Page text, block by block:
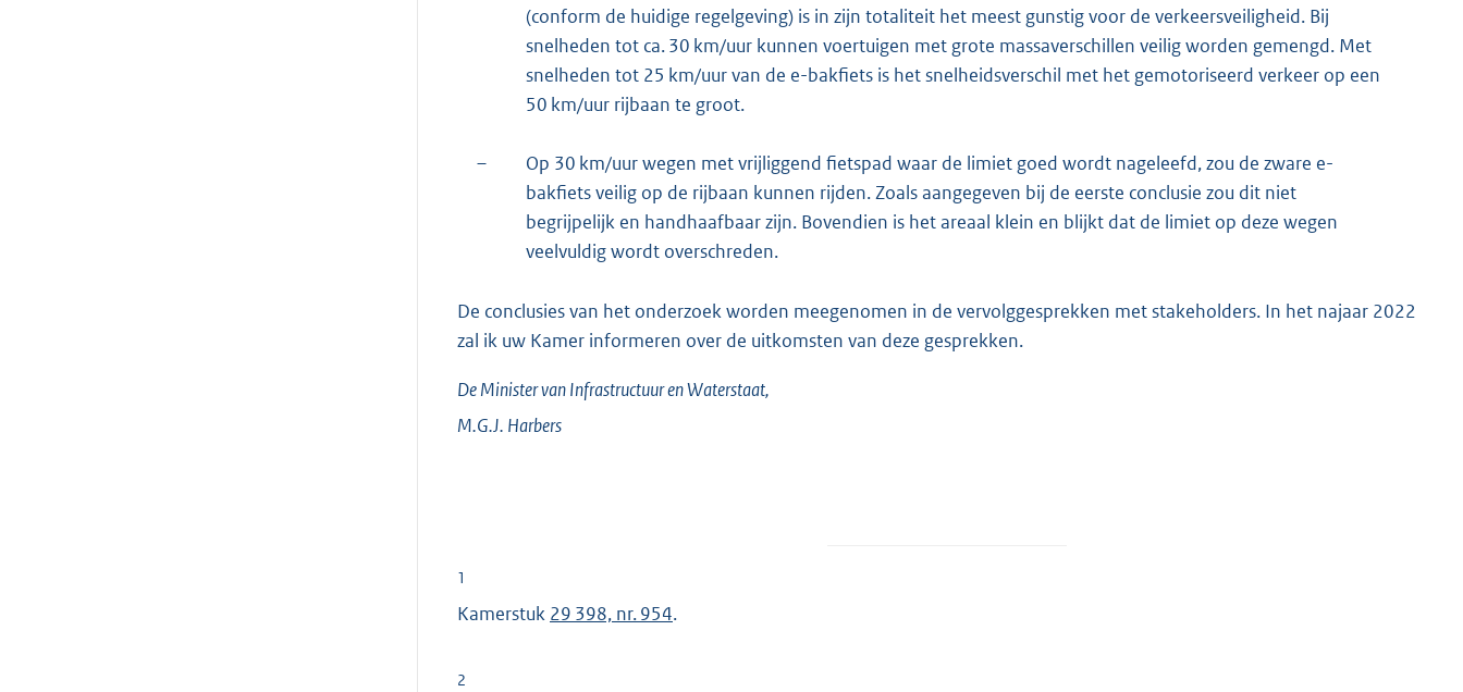
(conform de huidige regelgeving) is in zijn totaliteit het meest gunstig voor de verkeersveiligheid. Bij
snelheden tot ca. 30 km/uur kunnen voertuigen met grote massaverschillen veilig worden gemengd. Met
snelheden tot 25 km/uur van de e-bakfiets is het snelheidsverschil met het gemotoriseerd verkeer op een
50 km/uur rijbaan te groot.
–
Op 30 km/uur wegen met vrijliggend fietspad waar de limiet goed wordt nageleefd, zou de zware e-
bakfiets veilig op de rijbaan kunnen rijden. Zoals aangegeven bij de eerste conclusie zou dit niet
begrijpelijk en handhaafbaar zijn. Bovendien is het areaal klein en blijkt dat de limiet op deze wegen
veelvuldig wordt overschreden.
De conclusies van het onderzoek worden meegenomen in de vervolggesprekken met stakeholders. In het najaar 2022
zal ik uw Kamer informeren over de uitkomsten van deze gesprekken.
De Minister van Infrastructuur en Waterstaat,
M.G.J. Harbers
1
Kamerstuk 29 398, nr. 954.
2